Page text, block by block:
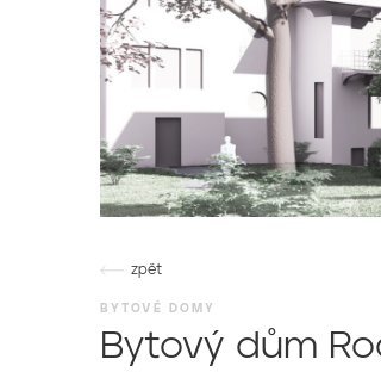
zpět
BYTOVÉ DOMY
Bytový dům